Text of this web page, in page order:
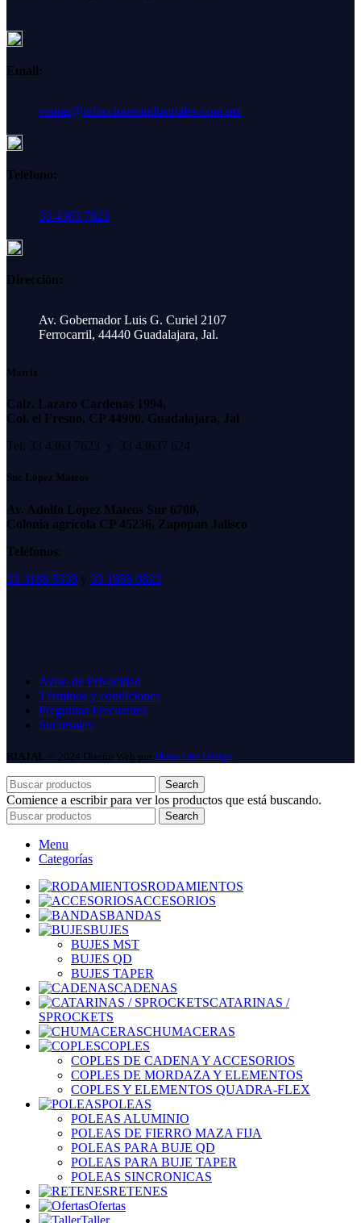
Email:
ventas@refaccionesindustriales.com.mx
Teléfono:
33 4363 7623
Dirección:
Av. Gobernador Luis G. Curiel 2107
Ferrocarril, 44440 Guadalajara, Jal.
Matriz
Calz. Lazaro Cardenas 1994,
Col. el Fresno, CP 44900, Guadalajara, Jal
Tel: 33 4363 7623 y 33 43637 624
Suc López Mateos
Av. Adolfo López Mateos Sur 6700,
Colonia agrícola CP 45236, Zapopan Jalisco
Teléfonos:
33 3188 5338 y 33 1955 0823
Aviso de Privacidad
Términos y condiciones
Preguntas Frecuentes
Sucursales
RIAJAL © 2024 Diseño Web por Phase One Design
Search
Comience a escribir para ver los productos que está buscando.
Search
Menu
Categorías
RODAMIENTOS
ACCESORIOS
BANDAS
BUJES
BUJES MST
BUJES QD
BUJES TAPER
CADENAS
CATARINAS /
SPROCKETS
CHUMACERAS
COPLES
COPLES DE CADENA Y ACCESORIOS
COPLES DE MORDAZA Y ELEMENTOS
COPLES Y ELEMENTOS QUADRA-FLEX
POLEAS
POLEAS ALUMINIO
POLEAS DE FIERRO MAZA FIJA
POLEAS PARA BUJE QD
POLEAS PARA BUJE TAPER
POLEAS SINCRONICAS
RETENES
Ofertas
Taller